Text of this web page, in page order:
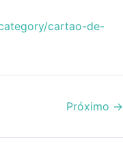
cartao-de-
Próximo →